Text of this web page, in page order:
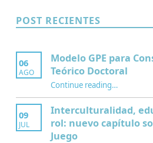
POST RECIENTES
06
AGO
Modelo GPE para
Teórico Doctoral
Continue reading“Modelo GPE para Construir un Marco Teórico Doctoral”
…
09
JUL
Interculturalidad,
rol: nuevo capítulo
Juego